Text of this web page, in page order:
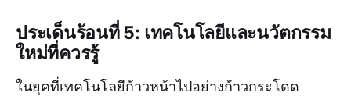
ประเด็นร้อนที่ 5: เทคโนโลยีและนวัตกรรม
ใหม่ที่ควรรู้
ในยุคที่เทคโนโลยีก้าวหน้าไปอย่างก้าวกระโดด